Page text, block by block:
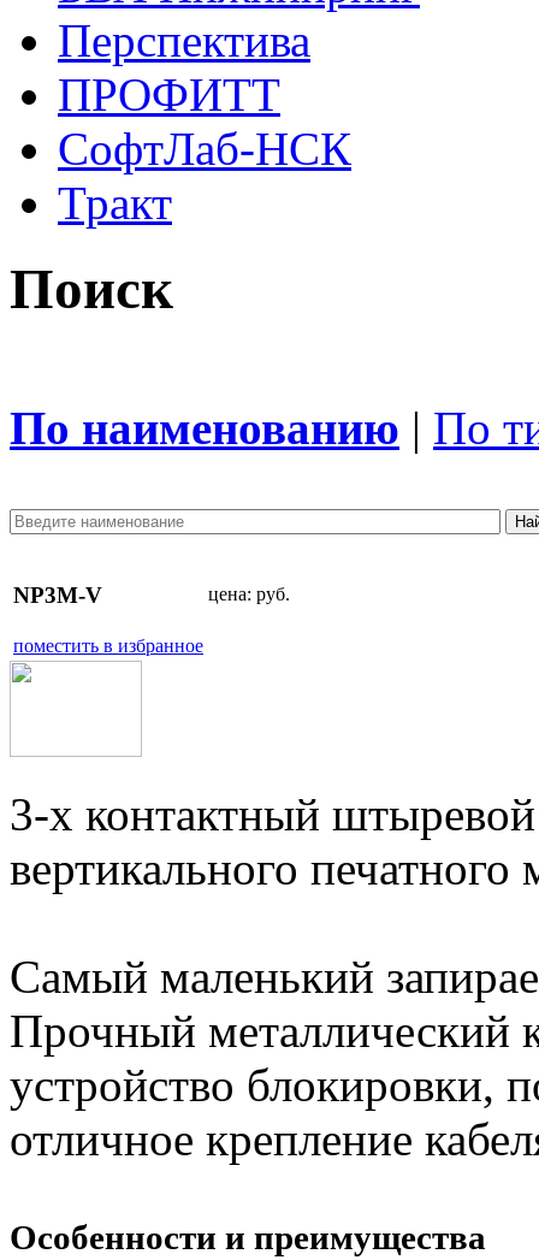
Перспектива
ПРОФИТТ
СофтЛаб-НСК
Тракт
Поиск
По наименованию | По
NP3M-V цена: руб.
поместить в избранное
3-х контактный
вертикального печатного
Самый маленький
Прочный металлический
устройство блокировки,
отличное крепление
Особенности и преимущества